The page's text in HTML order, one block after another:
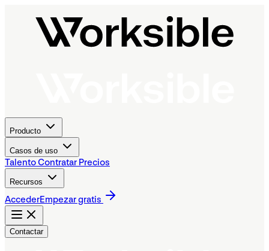
Producto
Casos de uso
TalentoContratar Precios
Recursos
AccederEmpezar gratis
Contactar